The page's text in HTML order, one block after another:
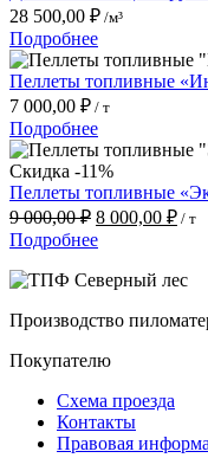
28 500,00 ₽ /м³
Подробнее
Пеллеты топливные
7 000,00 ₽ / т
Подробнее
Скидка -11%
Пеллеты топливные
9 000,00₽
цена
составляла
9
8 000,00 ₽ / т
Подробнее
Производство
Покупателю
Схема проезда
Контакты
Правовая